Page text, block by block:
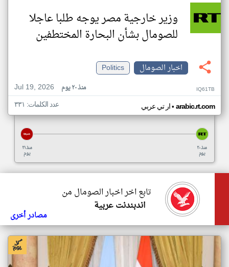
وزير خارجية مصر يوجه طلبا عاجلا
للصومال بشأن البحارة المختطفين
اخبار الصومال
Politics
Jul 19, 2026
منذ ٢٠ يوم IQ61TB
ار تي عربي• arabic.rt.com عدد الكلمات: ٣٣١
منذ ٢١
يوم
منذ ٢٠
يوم
تابع اخر اخبار الصومال من
اندبندنت عربية
مصادر أخرى